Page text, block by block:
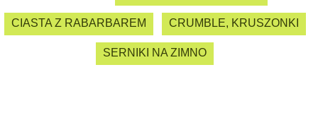
CIASTA Z RABARBAREM CRUMBLE, KRUSZONKI
SERNIKI NA ZIMNO